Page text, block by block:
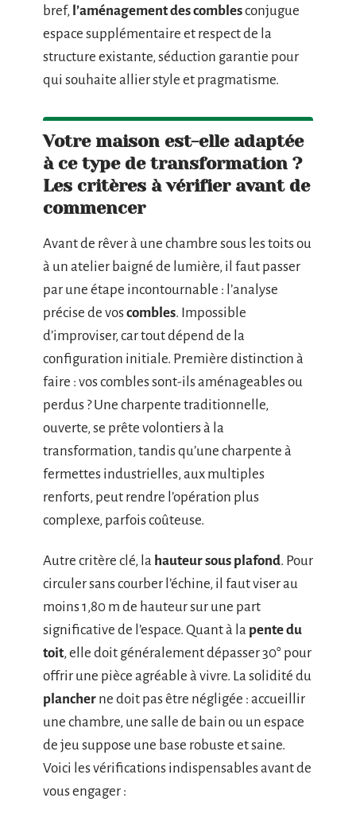
bref, l’aménagement des comblesconjugue
espace supplémentaire et respect de la
structure existante, séduction garantie pour
qui souhaite allier style et pragmatisme.
Votre maison est-elle adaptée
à ce type de transformation ?
Les critères à vérifier avant de
commencer
Avant de rêver à une chambre sous les toits ou
à un atelier baigné de lumière, il faut passer
par une étape incontournable : l’analyse
précise de voscombles. Impossible
d’improviser, car tout dépend de la
configuration initiale. Première distinction à
faire : vos combles sont-ils aménageables ou
perdus ? Une charpente traditionnelle,
ouverte, se prête volontiers à la
transformation, tandis qu’une charpente à
fermettes industrielles, aux multiples
renforts, peut rendre l’opération plus
complexe, parfois coûteuse.
Autre critère clé, la hauteur sous plafond. Pour
circuler sans courber l’échine, il faut viser au
moins 1,80 m de hauteur sur une part
significative de l’espace. Quant à la pente du
toit, elle doit généralement dépasser 30° pour
offrir une pièce agréable à vivre. La solidité du
plancher ne doit pas être négligée : accueillir
une chambre, une salle de bain ou un espace
de jeu suppose une base robuste et saine.
Voici les vérifications indispensables avant de
vous engager :